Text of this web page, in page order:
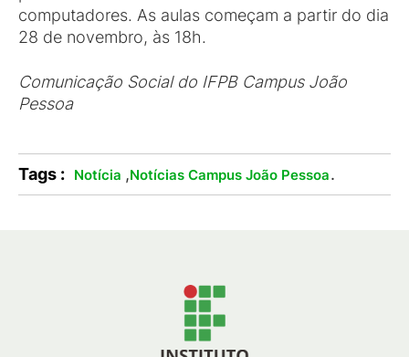
computadores. As aulas começam a partir do dia
28 de novembro, às 18h.
Comunicação Social do IFPB Campus João
Pessoa
Tags : Notícia ,Notícias Campus João Pessoa.